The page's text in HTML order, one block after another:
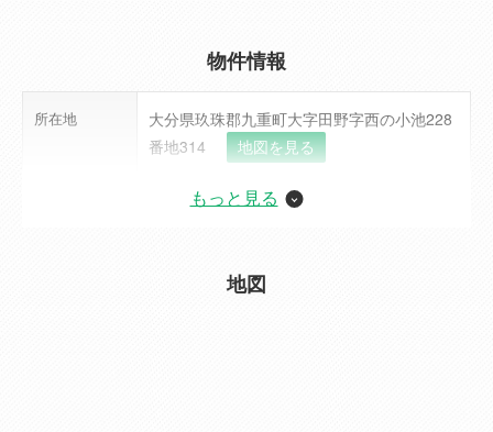
物件情報
所在地
大分県玖珠郡九重町大字田野字西の小池228
番地314
地図を見る
150万円（税込）ローンシミュレーション
くじゅう登山口バス停まで700ｍ
もっと見る
地図